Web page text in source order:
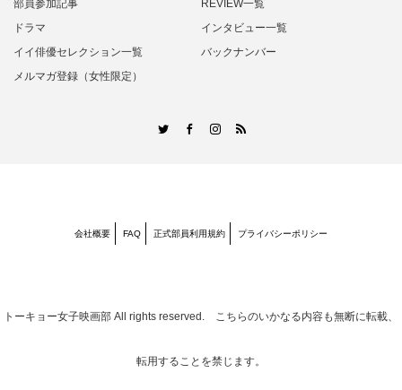
部員参加記事
REVIEW一覧
ドラマ
インタビュー一覧
イイ俳優セレクション一覧
バックナンバー
メルマガ登録（女性限定）
TwitterFacebookInstagram
RSS
会社概要 FAQ 正式部員利用規約 プライバシーポリシー
トーキョー女子映画部 All rights reserved. こちらのいかなる内容も無断に転載、
転用することを禁じます。